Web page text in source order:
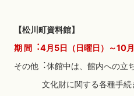
【松川町資料館】
期 間︓4月5日（日曜日）～10月
その他︓休館中は、館内への立
文化財に関する各種手続き